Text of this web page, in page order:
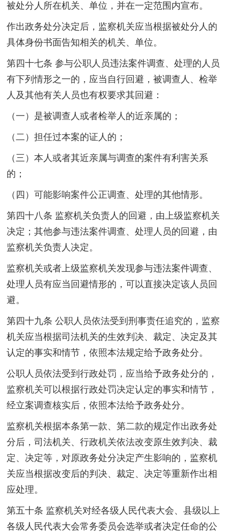
被处分人所在机关、单位，并在一定范围内宣布。
作出政务处分决定后，监察机关应当根据被处分人的
具体身份书面告知相关的机关、单位。
第四十七条 参与公职人员违法案件调查、处理的人员
有下列情形之一的，应当自行回避，被调查人、检举
人及其他有关人员也有权要求其回避：
（一）是被调查人或者检举人的近亲属的；
（二）担任过本案的证人的；
（三）本人或者其近亲属与调查的案件有利害关系
的；
（四）可能影响案件公正调查、处理的其他情形。
第四十八条 监察机关负责人的回避，由上级监察机关
决定；其他参与违法案件调查、处理人员的回避，由
监察机关负责人决定。
监察机关或者上级监察机关发现参与违法案件调查、
处理人员有应当回避情形的，可以直接决定该人员回
避。
第四十九条 公职人员依法受到刑事责任追究的，监察
机关应当根据司法机关的生效判决、裁定、决定及其
认定的事实和情节，依照本法规定给予政务处分。
公职人员依法受到行政处罚，应当给予政务处分的，
监察机关可以根据行政处罚决定认定的事实和情节，
经立案调查核实后，依照本法给予政务处分。
监察机关根据本条第一款、第二款的规定作出政务处
分后，司法机关、行政机关依法改变原生效判决、裁
定、决定等，对原政务处分决定产生影响的，监察机
关应当根据改变后的判决、裁定、决定等重新作出相
应处理。
第五十条 监察机关对经各级人民代表大会、县级以上
各级人民代表大会常务委员会选举或者决定任命的公